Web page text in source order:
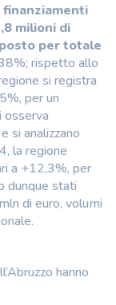
milioni di
per totale
rispetto allo
si registra
per un
osserva
si analizzano
la regione
a +12,3%, per
dunque stati
di euro, volumi
hanno